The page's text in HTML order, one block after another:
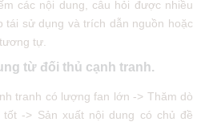
các nội dung, câu hỏi được nhiều
tái sử dụng và trích dẫn nguồn hoặc
tự.
từ đối thủ cạnh tranh.
tranh có lượng fan lớn -> Thăm dò
-> Sản xuất nội dung có chủ đề